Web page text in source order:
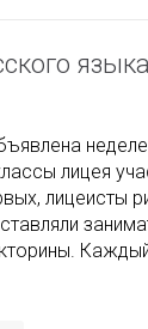
лицея
лицеисты